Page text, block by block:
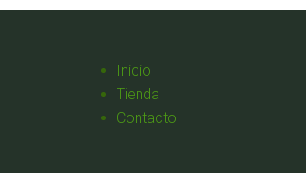
Inicio
Tienda
Contacto